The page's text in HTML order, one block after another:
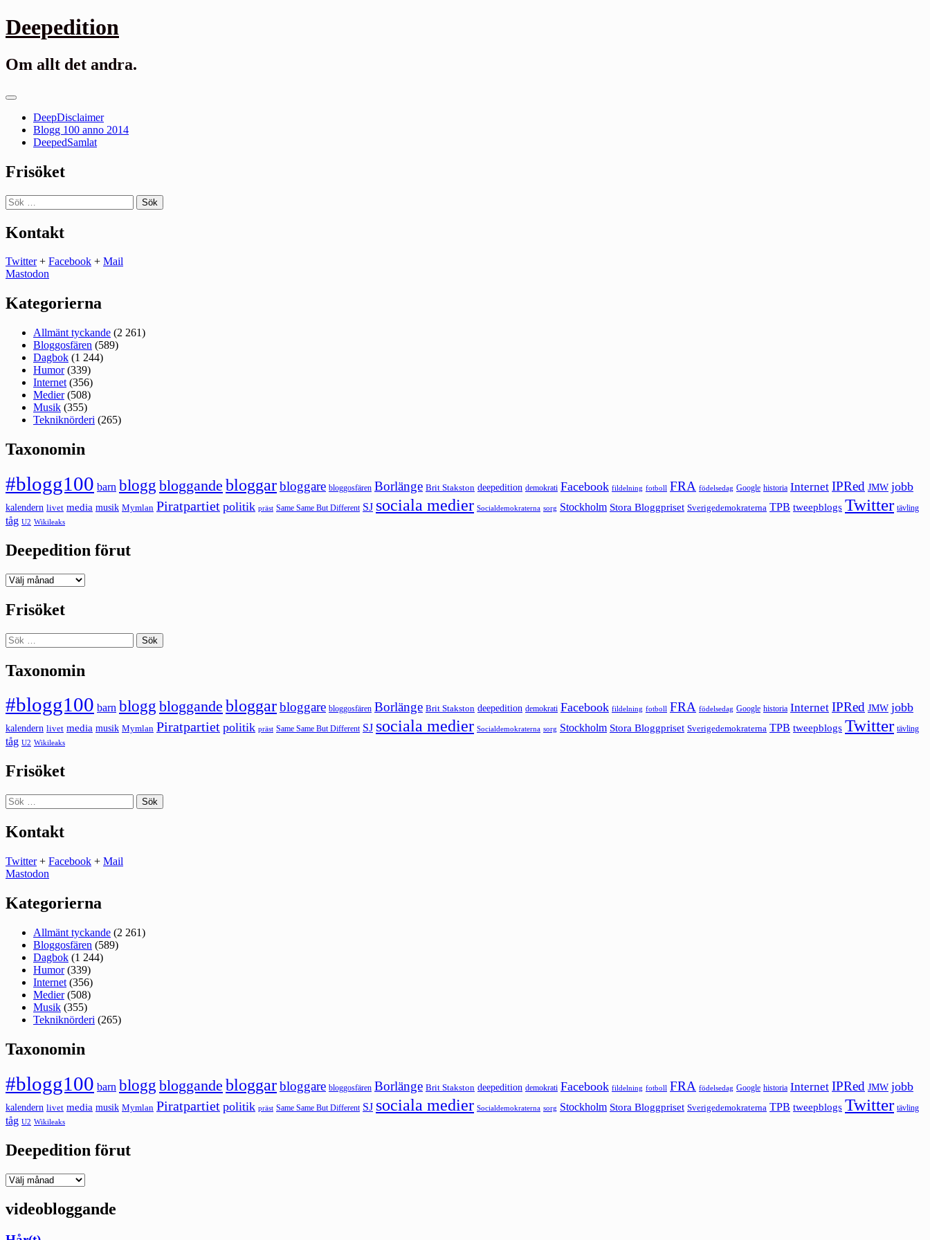
Gå
till
Deepedition
Om allt det andra.
Primär
DeepDisclaimer
Blogg 100 anno 2014
DeepedSamlat
Frisöket
Sök
efter:
Kontakt
Twitter+ Facebook + Mail
Mastodon
Kategorierna
Allmänt tyckande (2 261)
Bloggosfären (589)
Dagbok (1 244)
Humor(339)
Internet (356)
Medier(508)
Musik (355)
Tekniknörderi (265)
Taxonomin
#blogg100 barn blogg bloggande bloggarbloggare bloggosfären Borlänge Brit Stakston deepedition demokrati Facebook fildelning fotboll FRA födelsedag Google historia Internet IPRed JMW jobb
kalendern livet media musik Mymlan Piratpartiet politik präst Same Same But Different SJ sociala medier Socialdemokraterna sorg Stockholm Stora Bloggpriset Sverigedemokraterna TPB tweepblogs Twitter tävling
tåg U2 Wikileaks
Deepedition förut
Deepedition
Frisöket
Sök
efter:
Taxonomin
#blogg100 barn blogg bloggande bloggarbloggare bloggosfären Borlänge Brit Stakston deepedition demokrati Facebook fildelning fotboll FRA födelsedag Google historia Internet IPRed JMW jobb
kalendern livet media musik Mymlan Piratpartiet politik präst Same Same But Different SJ sociala medier Socialdemokraterna sorg Stockholm Stora Bloggpriset Sverigedemokraterna TPB tweepblogs Twitter tävling
tåg U2 Wikileaks
Frisöket
Sök
efter:
Kontakt
Twitter+ Facebook + Mail
Mastodon
Kategorierna
Allmänt tyckande (2 261)
Bloggosfären (589)
Dagbok (1 244)
Humor(339)
Internet (356)
Medier(508)
Musik (355)
Tekniknörderi (265)
Taxonomin
#blogg100 barn blogg bloggande bloggarbloggare bloggosfären Borlänge Brit Stakston deepedition demokrati Facebook fildelning fotboll FRA födelsedag Google historia Internet IPRed JMW jobb
kalendern livet media musik Mymlan Piratpartiet politik präst Same Same But Different SJ sociala medier Socialdemokraterna sorg Stockholm Stora Bloggpriset Sverigedemokraterna TPB tweepblogs Twitter tävling
tåg U2 Wikileaks
Deepedition förut
Deepedition
videobloggande